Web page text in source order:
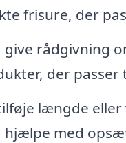
frisure, der
give rådgivning
der
længde
hjælpe med